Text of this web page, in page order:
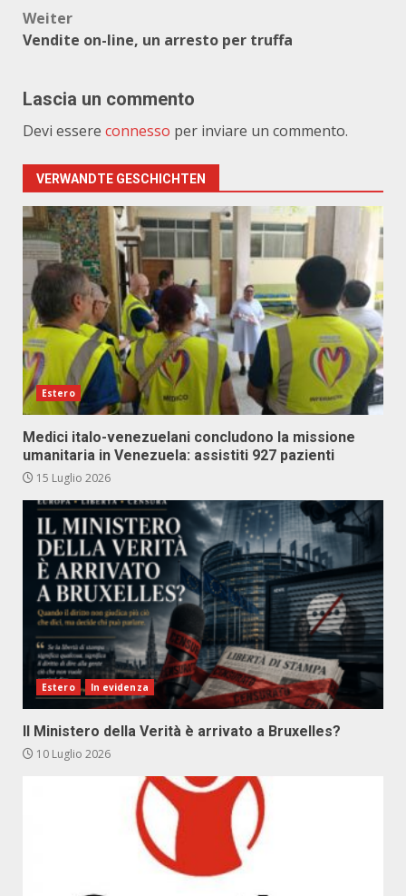
Weiter
Vendite on-line, un arresto per truffa
Lascia un commento
Devi essere connesso per inviare un commento.
VERWANDTE GESCHICHTEN
Estero
Medici italo-venezuelani concludono la missione
umanitaria in Venezuela: assistiti 927 pazienti
15 Luglio 2026
Estero In evidenza
Il Ministero della Verità è arrivato a Bruxelles?
10 Luglio 2026